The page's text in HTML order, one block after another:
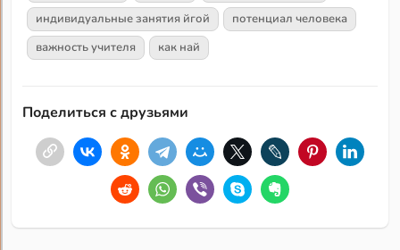
индивидуальные занятия йгой
потенциал человека
важность учителя
как най
Поделиться с друзьями